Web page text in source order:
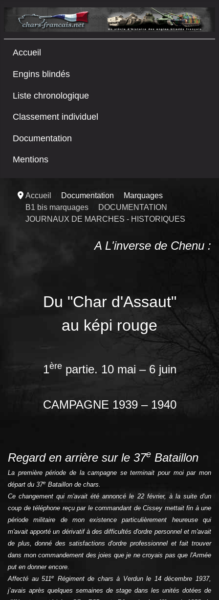
Accueil
Engins blindés
Liste chronologique
Classement individuel
Documentation
Mentions
Accueil Documentation
Marquages
B1 bis marquages
DOCUMENTATION
JOURNAUX DE MARCHES - HISTORIQUES
A L'inverse de Chenu :
Du "Char d'Assaut"
au képi rouge
1èrepartie. 10 mai – 6 juin
CAMPAGNE 1939 – 1940
Regard en arrière sur le 37e Bataillon
La première période de la campagne se terminait pour moi par mon
départ du 37e Bataillon de chars.
Ce changement qui m'avait été annoncé le 22 février, à la suite d'un
coup de téléphone reçu par le commandant de Cissey mettait fin à une
période militaire de mon existence particulièrement heureuse qui
m'avait apporté un dérivatif à des difficultés d'ordre personnel et m'avait
de plus, donné des satisfactions d'ordre professionnel et fait trouver
dans mon commandement des joies que je ne croyais pas que l'Armée
put en donner encore.
Affecté au 511e
Régiment de chars à Verdun le 14 décembre 1937,
j’avais après quelques semaines de stage dans les unités dotées de